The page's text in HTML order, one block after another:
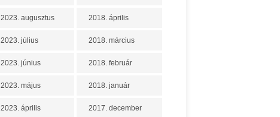
2023. augusztus
2023. július
2023. június
2023. május
2023. április
2018. április
2018. március
2018. február
2018. január
2017. december